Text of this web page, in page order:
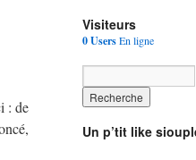
: de
Visiteurs
0 UsersEn ligne
Un p’tit like